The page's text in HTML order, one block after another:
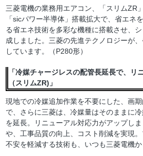
三菱電機の業務用エアコン、「スリムZR
「sicパワー半導体」搭載拡大で、省エネ
る省エネ技術を多彩な機種に搭載させ、
成しました。三菱の先進テクノロジーが
しています。（P280形）
「冷媒チャージレスの配管長延長で、リ
（スリムZR)」
現地での冷媒追加作業を不要にした、画
で、さらに三菱は、冷媒量はそのままに
を延長。リニューアル対応力がアップし
や、工事品質の向上、コスト削減を実現
不安を軽減する技術も、いつも三菱電機か